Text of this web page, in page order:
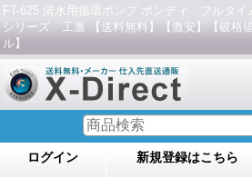
FT-625 清水用循環ポンプ ポンディ フルタ
シリーズ 工進 【送料無料】【激安】【破格
ル】
ログイン 新規登録はこちら